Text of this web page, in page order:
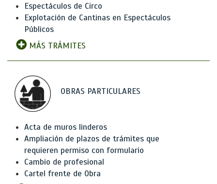
Espectáculos de Circo
Explotación de Cantinas en Espectáculos
Públicos
MÁS TRÁMITES
OBRAS PARTICULARES
Acta de muros linderos
Ampliación de plazos de trámites que
requieren permiso con formulario
Cambio de profesional
Cartel frente de Obra